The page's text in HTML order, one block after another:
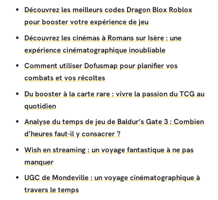
Découvrez les meilleurs codes Dragon Blox Roblox
pour booster votre expérience de jeu
Découvrez les cinémas à Romans sur Isère : une
expérience cinématographique inoubliable
Comment utiliser Dofusmap pour planifier vos
combats et vos récoltes
Du booster à la carte rare : vivre la passion du TCG au
quotidien
Analyse du temps de jeu de Baldur’s Gate 3 : Combien
d’heures faut-il y consacrer ?
Wish en streaming : un voyage fantastique à ne pas
manquer
UGC de Mondeville : un voyage cinématographique à
travers le temps